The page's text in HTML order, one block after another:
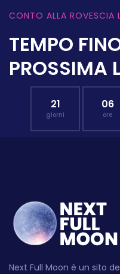
CONTO ALLA ROVESCIA
TEMPO
PROSSIMA
21
giorni
06
ore
Next Full Moon è un sito